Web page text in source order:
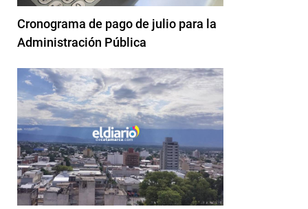
Cronograma de pago de julio para la
Administración Pública